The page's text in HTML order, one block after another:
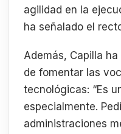
agilidad en la
ha señalado el
Además, Capilla
de fomentar las
tecnológicas: “Es
especialmente.
administraciones